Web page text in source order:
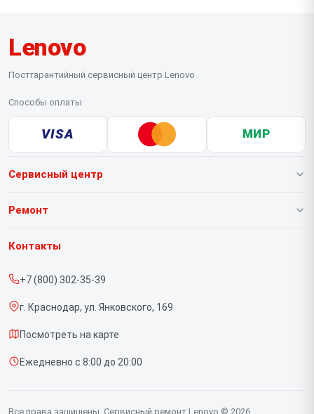
Lenovo
Постгарантийный сервисный центр Lenovo
Способы оплаты
VISA МИР
Сервисный центр
О нашем сервисе
Срочный ремонт
Доставка и способы оплаты
Диагностика
Контакты
Ремонт
Ноутбуков
Контакты
+7 (800) 302-35-39
г. Краснодар, ул. Янковского, 169
Посмотреть на карте
Ежедневно с 8:00 до 20:00
Все права защищены. Сервисный ремонт Lenovo © 2026